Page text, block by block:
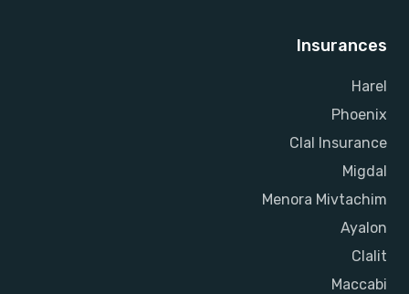
Insurances
Harel
Phoenix
Clal Insurance
Migdal
Menora Mivtachim
Ayalon
Clalit
Maccabi